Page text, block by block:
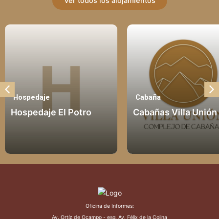
Hospedaje
Hospedaje El Potro
Cabaña
Cabañas Villa Unión
Oficina de Informes:
Av. Ortíz de Ocampo - esq. Av. Félix de la Colina